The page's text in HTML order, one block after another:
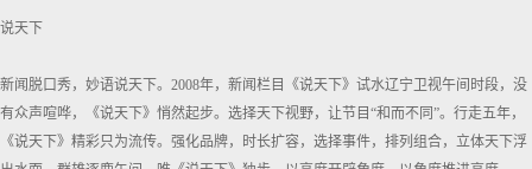
说天下
新闻脱口秀，妙语说天下。2008年，新闻栏目《说天下》试水辽宁卫视午间时段，没
有众声喧哗，《说天下》悄然起步。选择天下视野，让节目“和而不同”。行走五年，
《说天下》精彩只为流传。强化品牌，时长扩容，选择事件，排列组合，立体天下浮